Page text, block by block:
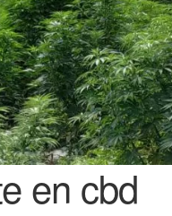
en cbd